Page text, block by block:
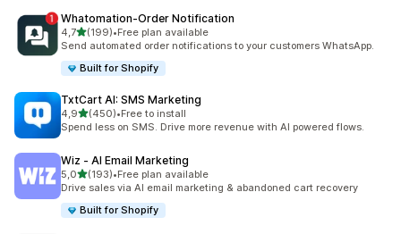
Whatomation‑Order Notification
4,7z 5 hvězd
(199)
Celkový počet recenzí: 199
•Free plan available
Send automated order notifications to your customers WhatsApp.
Built for Shopify
TxtCart AI: SMS Marketing
4,9z 5 hvězd
(450)
Celkový počet recenzí: 450
•Free to install
Spend less on SMS. Drive more revenue with AI powered flows.
Wiz ‑ AI Email Marketing
5,0z 5 hvězd
(193)
Celkový počet recenzí: 193
•Free plan available
Drive sales via AI email marketing & abandoned cart recovery
Built for Shopify